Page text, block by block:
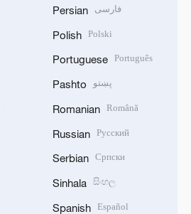
Persian فارسی
Polish Polski
Portuguese Português
Pashto پښتو
Romanian Română
Russian Русский
Serbian Српски
Sinhala සිංහල
Spanish Español